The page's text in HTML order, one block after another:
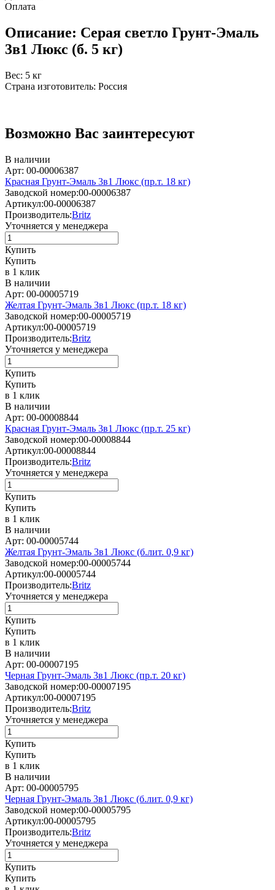
Оплата
Описание: Серая светло Грунт-Эмаль
3в1 Люкс (б. 5 кг)
Вес: 5 кг
Страна изготовитель: Россия
Возможно Вас заинтересуют
В наличии
Арт: 00-00006387
Красная Грунт-Эмаль 3в1 Люкс (пр.т. 18 кг)
Заводской номер:00-00006387
Артикул:00-00006387
Производитель:Britz
Уточняется у менеджера
Купить
Купить
в 1 клик
В наличии
Арт: 00-00005719
Желтая Грунт-Эмаль 3в1 Люкс (пр.т. 18 кг)
Заводской номер:00-00005719
Артикул:00-00005719
Производитель:Britz
Уточняется у менеджера
Купить
Купить
в 1 клик
В наличии
Арт: 00-00008844
Красная Грунт-Эмаль 3в1 Люкс (пр.т. 25 кг)
Заводской номер:00-00008844
Артикул:00-00008844
Производитель:Britz
Уточняется у менеджера
Купить
Купить
в 1 клик
В наличии
Арт: 00-00005744
Желтая Грунт-Эмаль 3в1 Люкс (б.лит. 0,9 кг)
Заводской номер:00-00005744
Артикул:00-00005744
Производитель:Britz
Уточняется у менеджера
Купить
Купить
в 1 клик
В наличии
Арт: 00-00007195
Черная Грунт-Эмаль 3в1 Люкс (пр.т. 20 кг)
Заводской номер:00-00007195
Артикул:00-00007195
Производитель:Britz
Уточняется у менеджера
Купить
Купить
в 1 клик
В наличии
Арт: 00-00005795
Черная Грунт-Эмаль 3в1 Люкс (б.лит. 0,9 кг)
Заводской номер:00-00005795
Артикул:00-00005795
Производитель:Britz
Уточняется у менеджера
Купить
Купить